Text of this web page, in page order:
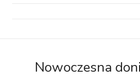
Nowoczesna